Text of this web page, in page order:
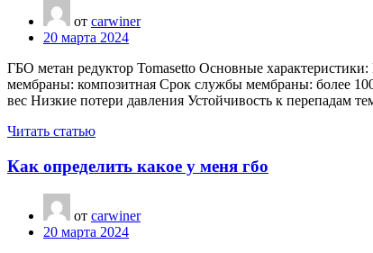
от carwiner
20 марта 2024
ГБО метан редуктор Tomasetto Основные
мембраны: композитная Срок службы мембраны: более
вес Низкие потери давления Устойчивость к перепадам
Читать статью
Как определить какое у меня гбо
от carwiner
20 марта 2024